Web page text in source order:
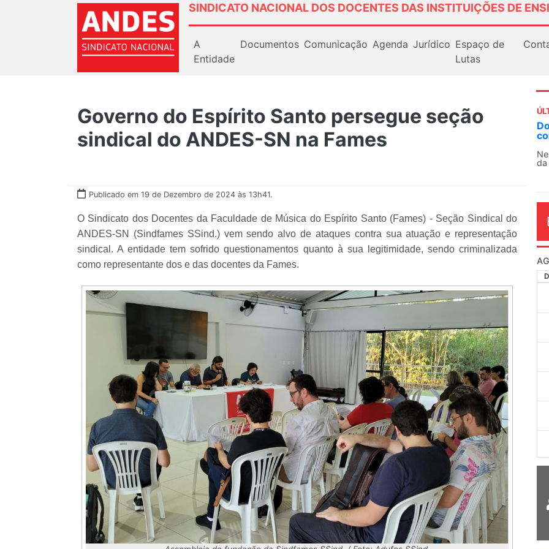
SINDICATO NACIONAL DOS DOCENTES DAS INSTITUIÇÕES DE
A
Entidade
Documentos Comunicação Agenda Jurídico Espaço de
Lutas
Governo do Espírito Santo persegue seção
sindical do ANDES-SN na Fames
Publicado em 19 de Dezembro de 2024 às 13h41.
O Sindicato dos Docentes da Faculdade de Música do Espírito Santo (Fames) - Seção Sindical do
ANDES-SN (Sindfames SSind.) vem sendo alvo de ataques contra sua atuação e representação
sindical. A entidade tem sofrido questionamentos quanto à sua legitimidade, sendo criminalizada
como representante dos e das docentes da Fames.
O